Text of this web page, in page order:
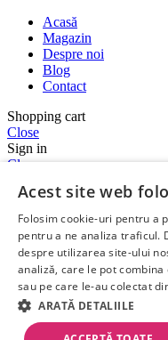
Acasă
Magazin
Despre noi
Blog
Contact
Shopping cart
Close
Sign in
Close
No account yet?
Create an Account
Aveți nevoie de ajutor?
Bună ziua! Vă putem ajuta?
Open chat
Acest site web
Folosim cookie-uri pentru a
pentru a ne analiza traficul.
despre utilizarea site-ului
analiză, care le pot
sau pe care le-au colectat
ARATĂ DETALIILE